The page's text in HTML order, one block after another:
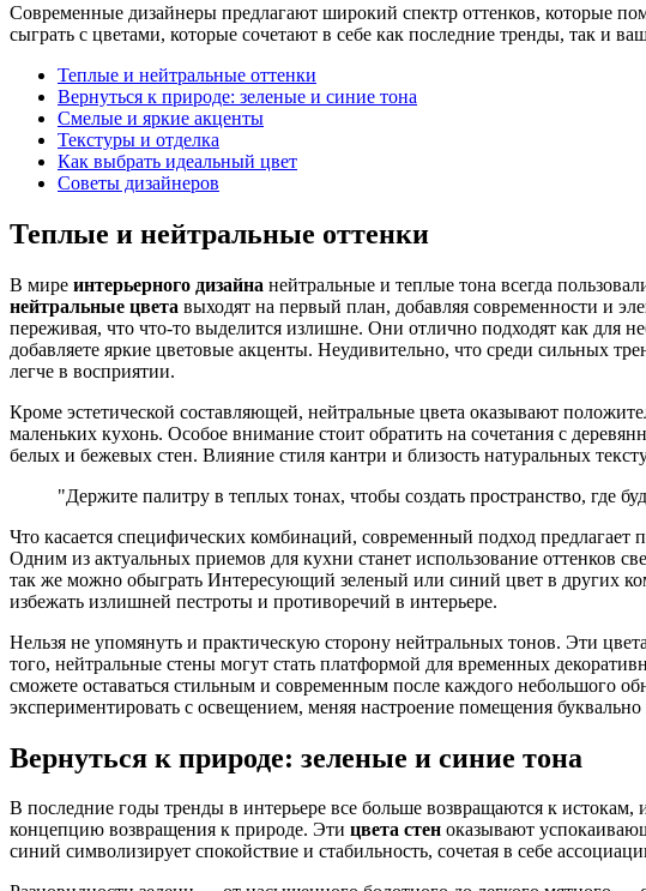
Современные дизайнеры предлагают широкий спектр оттенков, которые
сыграть с цветами, которые сочетают в себе как последние тренды, так и
Теплые и нейтральные оттенки
Вернуться к природе: зеленые и синие тона
Смелые и яркие акценты
Текстуры и отделка
Как выбрать идеальный цвет
Советы дизайнеров
Теплые и нейтральные оттенки
В мире интерьерного дизайна нейтральные и теплые тона всегда
нейтральные цвета выходят на первый план, добавляя современности и
переживая, что что-то выделится излишне. Они отлично подходят как для
добавляете яркие цветовые акценты. Неудивительно, что среди сильных
легче в восприятии.
Кроме эстетической составляющей, нейтральные цвета оказывают
маленьких кухонь. Особое внимание стоит обратить на сочетания с
белых и бежевых стен. Влияние стиля кантри и близость натуральных
"Держите палитру в теплых тонах, чтобы создать пространство, где
Что касается специфических комбинаций, современный подход предлагает
Одним из актуальных приемов для кухни станет использование оттенков
так же можно обыграть Интересующий зеленый или синий цвет в других
избежать излишней пестроты и противоречий в интерьере.
Нельзя не упомянуть и практическую сторону нейтральных тонов. Эти
того, нейтральные стены могут стать платформой для временных
сможете оставаться стильным и современным после каждого небольшого
экспериментировать с освещением, меняя настроение помещения
Вернуться к природе: зеленые и синие тона
В последние годы тренды в интерьере все больше возвращаются к истокам,
концепцию возвращения к природе. Эти цвета стен оказывают
синий символизирует спокойствие и стабильность, сочетая в себе